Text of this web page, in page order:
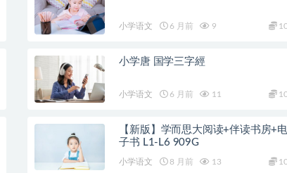
小学语文 6 月前 9
小学唐 国学三字經
小学语文 6 月前 11
【新版】学而思大阅读+伴读书房+电
子书 L1-L6 909G
小学语文 8 月前 13